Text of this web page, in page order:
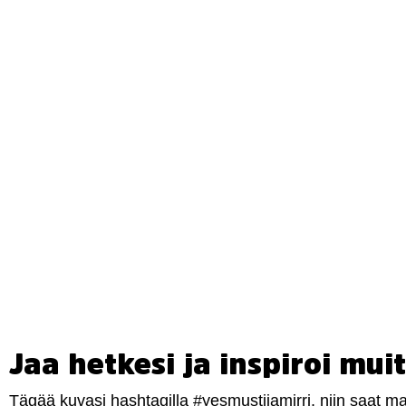
Jaa hetkesi ja inspiroi
Tägää kuvasi hashtagilla #yesmustijamirri, niin saat